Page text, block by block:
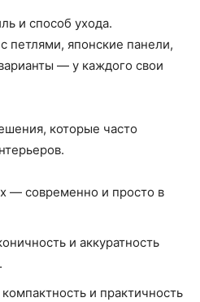
и способ ухода.
петлями, японские панели,
— у каждого свои
которые часто
— современно и просто в
и аккуратность
и практичность